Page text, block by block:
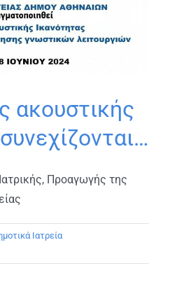
ακουστικής
Προαγωγής της
Ιατρεία